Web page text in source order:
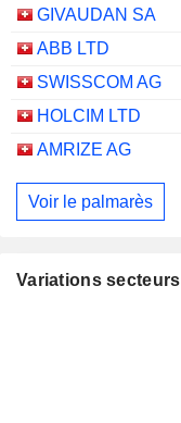
GIVAUDAN SA
ABB LTD
SWISSCOM AG
HOLCIM LTD
AMRIZE AG
Voir le palmarès
Variations secteurs